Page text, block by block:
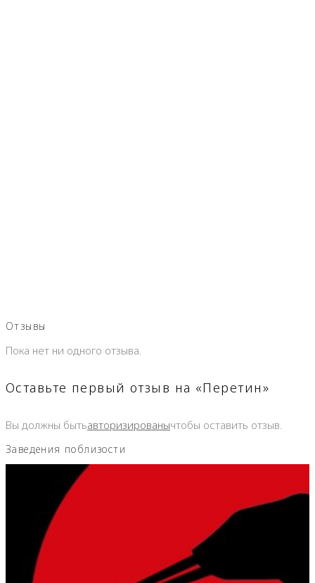
Отзывы
Пока нет ни одного отзыва.
Оставьте первый отзыв на «Перетин»
Вы должны бытьавторизированычтобы оставить отзыв.
Заведения поблизости